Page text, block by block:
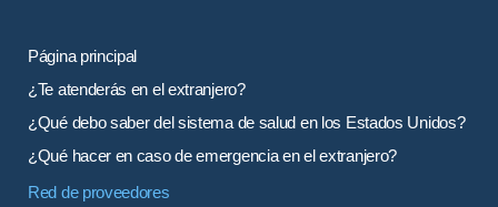
Página principal
¿Te atenderás en el extranjero?
¿Qué debo saber del sistema de salud en los Estados Unidos?
¿Qué hacer en caso de emergencia en el extranjero?
Red de proveedores